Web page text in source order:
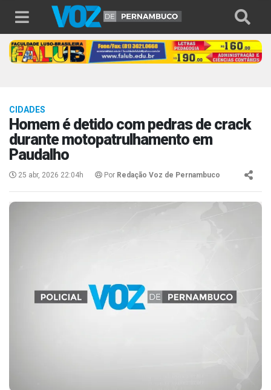
CIDADES
Homem é detido com pedras de crack
durante motopatrulhamento em
Paudalho
25 abr, 2026 22:04h Por Redação Voz de Pernambuco